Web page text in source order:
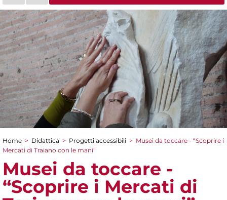
Tu sei qui
Home > Didattica > Progetti accessibili > Musei da toccare - “Scoprire i
Mercati di Traiano con le mani”
Musei da toccare -
“Scoprire i Mercati di